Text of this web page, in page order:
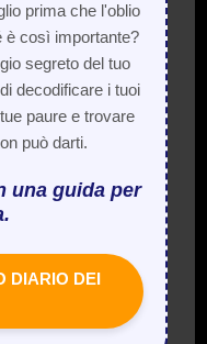
prima che l'oblio
è così importante?
segreto del tuo
decodificare i tuoi
paure e trovare
può darti.
una guida per
DIARIO DEI